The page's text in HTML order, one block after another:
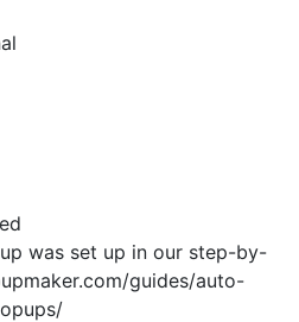
was set up in our step-by-
guides/auto-